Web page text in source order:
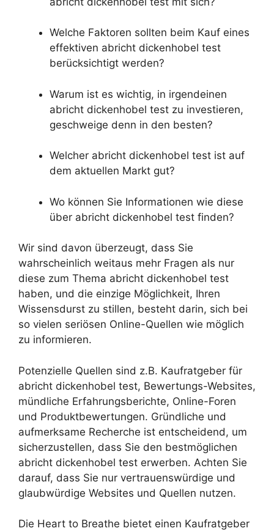
Welche Faktoren sollten beim Kauf eines
effektiven abricht dickenhobel test
berücksichtigt werden?
Warum ist es wichtig, in irgendeinen
abricht dickenhobel test zu investieren,
geschweige denn in den besten?
Welcher abricht dickenhobel test ist auf
dem aktuellen Markt gut?
Wo können Sie Informationen wie diese
über abricht dickenhobel test finden?
Wir sind davon überzeugt, dass Sie
wahrscheinlich weitaus mehr Fragen als nur
diese zum Thema abricht dickenhobel test
haben, und die einzige Möglichkeit, Ihren
Wissensdurst zu stillen, besteht darin, sich bei
so vielen seriösen Online-Quellen wie möglich
zu informieren.
Potenzielle Quellen sind z.B. Kaufratgeber für
abricht dickenhobel test, Bewertungs-Websites,
mündliche Erfahrungsberichte, Online-Foren
und Produktbewertungen. Gründliche und
aufmerksame Recherche ist entscheidend, um
sicherzustellen, dass Sie den bestmöglichen
abricht dickenhobel test erwerben. Achten Sie
darauf, dass Sie nur vertrauenswürdige und
glaubwürdige Websites und Quellen nutzen.
Die Heart to Breathe bietet einen Kaufratgeber